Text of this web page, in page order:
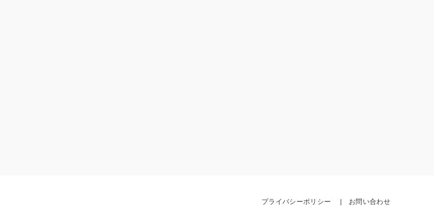
プライバシーポリシー お問い合わせ